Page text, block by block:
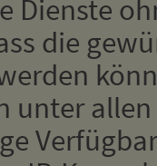
Dienste
die
unter